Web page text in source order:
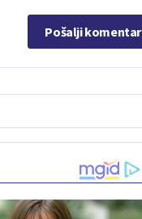
Pošalji komentar